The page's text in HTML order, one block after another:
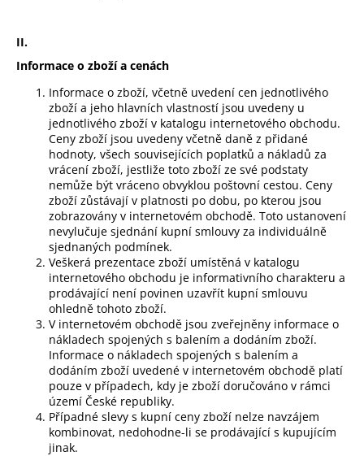
II.
Informace o zboží a cenách
Informace o zboží, včetně uvedení cen jednotlivého
zboží a jeho hlavních vlastností jsou uvedeny u
jednotlivého zboží v katalogu internetového obchodu.
Ceny zboží jsou uvedeny včetně daně z přidané
hodnoty, všech souvisejících poplatků a nákladů za
vrácení zboží, jestliže toto zboží ze své podstaty
nemůže být vráceno obvyklou poštovní cestou. Ceny
zboží zůstávají v platnosti po dobu, po kterou jsou
zobrazovány v internetovém obchodě. Toto ustanovení
nevylučuje sjednání kupní smlouvy za individuálně
sjednaných podmínek.
Veškerá prezentace zboží umístěná v katalogu
internetového obchodu je informativního charakteru a
prodávající není povinen uzavřít kupní smlouvu
ohledně tohoto zboží.
V internetovém obchodě jsou zveřejněny informace o
nákladech spojených s balením a dodáním zboží.
Informace o nákladech spojených s balením a
dodáním zboží uvedené v internetovém obchodě platí
pouze v případech, kdy je zboží doručováno v rámci
území České republiky.
Případné slevy s kupní ceny zboží nelze navzájem
kombinovat, nedohodne-li se prodávající s kupujícím
jinak.
u
č
u